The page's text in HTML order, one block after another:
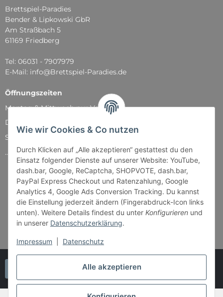
Alle akzeptieren
Wie wir Cookies & Co nutzen
Durch Klicken auf „Alle akzeptieren“ gestattest du den
Einsatz folgender Dienste auf unserer Website: YouTube,
dash.bar, Google, ReCaptcha, SHOPVOTE, dash.bar,
PayPal Express Checkout und Ratenzahlung, Google
Analytics 4, Google Ads Conversion Tracking. Du kannst
die Einstellung jederzeit ändern (Fingerabdruck-Icon links
unten). Weitere Details findest du unter Konfigurieren und
in unserer Datenschutzerklärung.
Impressum Datenschutz
Brettspiel-Paradies
Bender & Lipkowski GbR
Am Straßbach 5
61169 Friedberg
Tel: 06031 - 7907979
E-Mail: info@Brettspiel-Paradies.de
Öffnungszeiten
Montag & Mittwoch nur Versand
Dienstag, Donnerstag und Freitag: 11:00 - 18:30 Uhr
Samstag: 11:00 - 14:00 Uhr
...und natürlich während unserer Events